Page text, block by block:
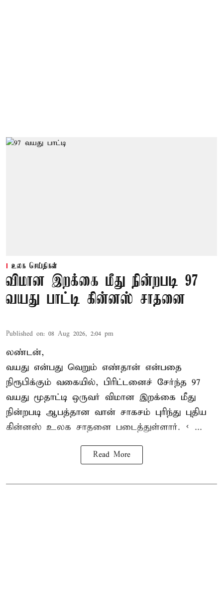
உலக செய்திகள்
விமான இறக்கை மீது நின்றபடி 97
வயது பாட்டி கின்னஸ் சாதனை
Published on: 08 Aug 2026, 2:04 pm
லண்டன்,
வயது என்பது வெறும் எண்தான் என்பதை
நிரூபிக்கும் வகையில், பிரிட்டனைச் சேர்ந்த 97
வயது மூதாட்டி ஒருவர் விமான இறக்கை மீது
நின்றபடி ஆபத்தான வான் சாகசம் புரிந்து புதிய
கின்னஸ் உலக சாதனை படைத்துள்ளார். < ...
Read More